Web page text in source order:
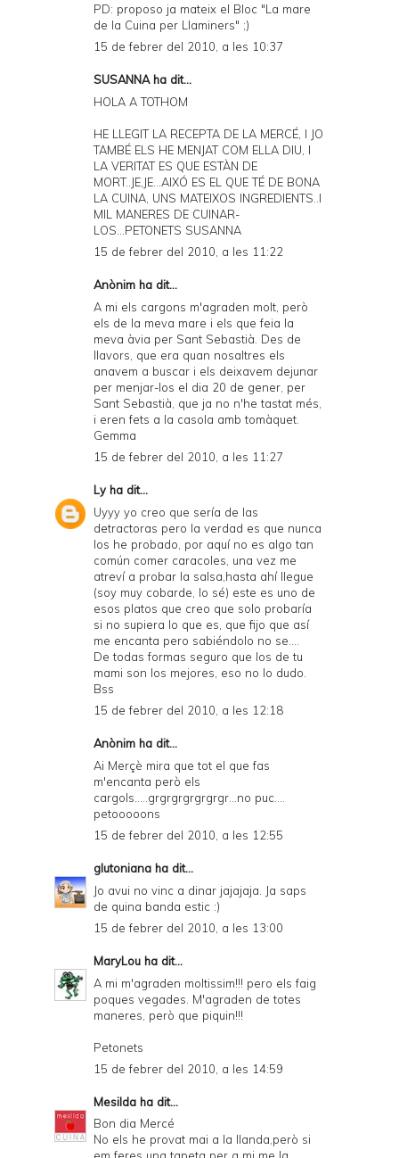
PD: proposo ja mateix el Bloc "La mare
de la Cuina per Llaminers" ;)
15 de febrer del 2010, a les 10:37
SUSANNAha dit...
HOLA A TOTHOM
HE LLEGIT LA RECEPTA DE LA MERCÉ, I JO
TAMBÉ ELS HE MENJAT COM ELLA DIU, I
LA VERITAT ES QUE ESTÀN DE
MORT..JE,JE...AIXÓ ES EL QUE TÉ DE BONA
LA CUINA, UNS MATEIXOS INGREDIENTS..I
MIL MANERES DE CUINAR-
LOS...PETONETS SUSANNA
15 de febrer del 2010, a les 11:22
Anònim ha dit...
A mi els cargons m'agraden molt, però
els de la meva mare i els que feia la
meva àvia per Sant Sebastià. Des de
llavors, que era quan nosaltres els
anavem a buscar i els deixavem dejunar
per menjar-los el dia 20 de gener, per
Sant Sebastià, que ja no n'he tastat més,
i eren fets a la casola amb tomàquet.
Gemma
15 de febrer del 2010, a les 11:27
Lyha dit...
Uyyy yo creo que sería de las
detractoras pero la verdad es que nunca
los he probado, por aquí no es algo tan
común comer caracoles, una vez me
atreví a probar la salsa,hasta ahí llegue
(soy muy cobarde, lo sé) este es uno de
esos platos que creo que solo probaría
si no supiera lo que es, que fijo que así
me encanta pero sabiéndolo no se....
De todas formas seguro que los de tu
mami son los mejores, eso no lo dudo.
Bss
15 de febrer del 2010, a les 12:18
Anònim ha dit...
Ai Merçè mira que tot el que fas
m'encanta però els
cargols.....grgrgrgrgrgrgr...no puc....
petooooons
15 de febrer del 2010, a les 12:55
glutoniana ha dit...
Jo avui no vinc a dinar jajajaja. Ja saps
de quina banda estic :)
15 de febrer del 2010, a les 13:00
MaryLou ha dit...
A mi m'agraden moltissim!!! pero els faig
poques vegades. M'agraden de totes
maneres, però que piquin!!!
Petonets
15 de febrer del 2010, a les 14:59
Mesilda ha dit...
Bon dia Mercé
No els he provat mai a la llanda,però si